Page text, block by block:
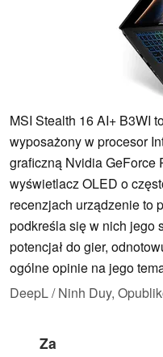
MSI Stealth 16 AI+ B3WI
wyposażony w procesor
graficzną Nvidia GeForce
wyświetlacz OLED o
recenzjach urządzenie to
podkreśla się w nich jego
potencjał do gier,
ogólne opinie na jego
DeepL / Ninh Duy,
Za